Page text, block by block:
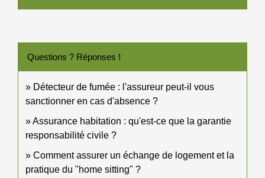
Questions ? Réponses !
Détecteur de fumée : l'assureur peut-il vous
sanctionner en cas d'absence ?
Assurance habitation : qu'est-ce que la garantie
responsabilité civile ?
Comment assurer un échange de logement et la
pratique du "home sitting" ?